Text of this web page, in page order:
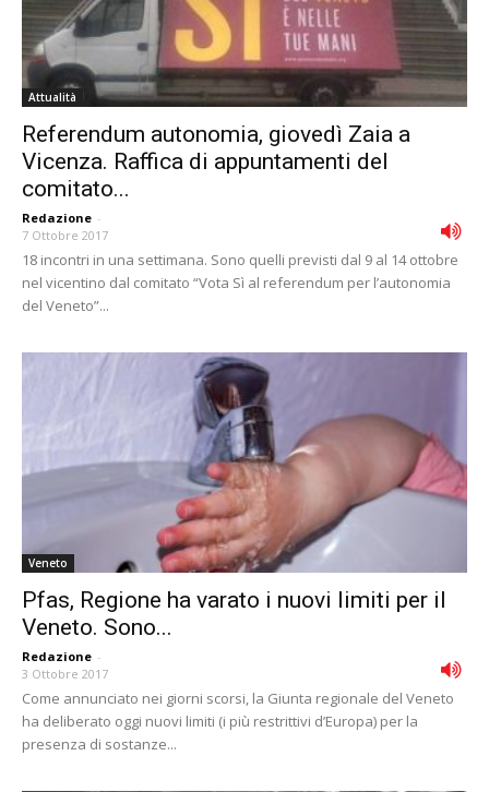
Attualità
Referendum autonomia, giovedì Zaia a
Vicenza. Raffica di appuntamenti del
comitato...
Redazione -
7 Ottobre 2017
18 incontri in una settimana. Sono quelli previsti dal 9 al 14 ottobre
nel vicentino dal comitato “Vota Sì al referendum per l’autonomia
del Veneto”...
Veneto
Pfas, Regione ha varato i nuovi limiti per il
Veneto. Sono...
Redazione -
3 Ottobre 2017
Come annunciato nei giorni scorsi, la Giunta regionale del Veneto
ha deliberato oggi nuovi limiti (i più restrittivi d’Europa) per la
presenza di sostanze...